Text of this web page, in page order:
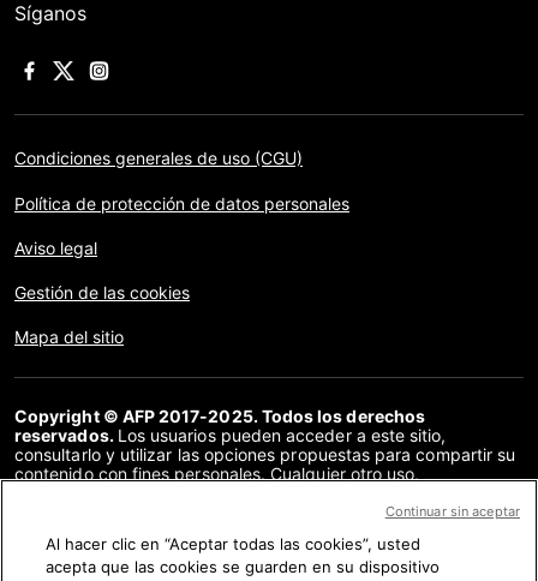
Síganos
Condiciones generales de uso (CGU)
Política de protección de datos personales
Aviso legal
Gestión de las cookies
Mapa del sitio
Copyright © AFP 2017-2025. Todos los derechos
reservados. Los usuarios pueden acceder a este sitio,
consultarlo y utilizar las opciones propuestas para compartir su
contenido con fines personales. Cualquier otro uso,
distribución del contenido de este sitio, en su totalidad o en
acuerdo específico firmado con la AFP, está estrictamente
prohibido. Los elementos analizados en cada verificación se
Al hacer clic en “Aceptar todas las cookies”, usted
acepta que las cookies se guarden en su dispositivo
Continuar sin aceptar